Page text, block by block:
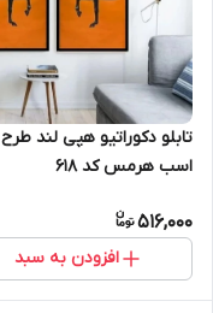
تابلو دکوراتیو هپی لند طرح
اسب هرمس کد 618
516,000
افزودن به سبد